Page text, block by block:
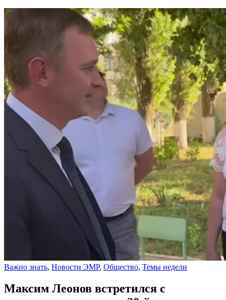
Важно знать, Новости ЭМР, Общество, Темы недели
Максим Леонов встретился с